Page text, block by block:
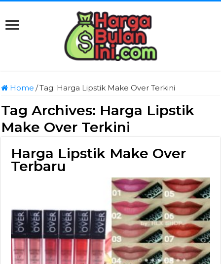
Home /Tag: Harga Lipstik Make Over Terkini
Tag Archives: Harga Lipstik
Make Over Terkini
Harga Lipstik Make Over
Terbaru